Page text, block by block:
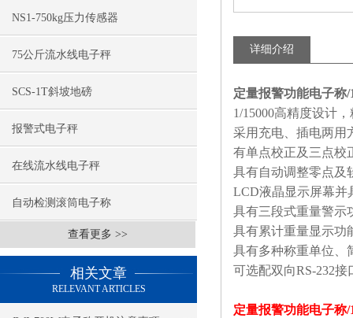
NS1-750kg压力传感器
75公斤流水线电子秤
SCS-1T斜坡地磅
报警式电子秤
在线流水线电子秤
自动检测滚筒电子称
查看更多 >>
相关文章
RELEVANT ARTICLES
详细介绍
定量报警功能电子称
1/15000高精度设计
采用充电、插电两用
有单点校正及三点校
具有自动调整零点及
LCD液晶显示屏幕并
具有三段式重量警示
具有累计重量显示功
具有多种称重单位、
可选配双向RS-232接
定量报警功能电子称